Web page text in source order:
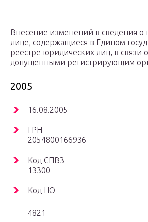
Внесение изменений в сведения о
лице, содержащиеся в Едином
реестре юридических лиц, в связи
допущенными регистрирующим
2005
16.08.2005
ГРН
2054800166936
Код СПВЗ
13300
Код НО
4821